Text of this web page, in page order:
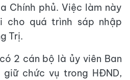
Chính phủ. Việc làm này
cho quá trình sáp nhập
Trị.
2 cán bộ là ủy viên Ban
giữ chức vụ trong HĐND,